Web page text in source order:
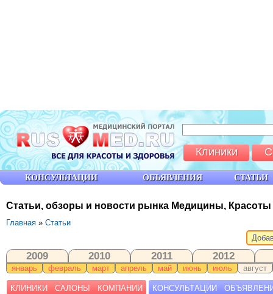
Статьи, обзоры и новости рынка Медицины,
Главная » Статьи
2009 2010 2011 2012
январь февраль март апрель май июнь июль август
КЛИНИКИ САЛОНЫ КОМПАНИИ КОНСУЛЬТАЦИИ
КОНСУЛЬТАЦИИ ОБЪЯВЛЕНИЯ СТАТЬИ
Клиники